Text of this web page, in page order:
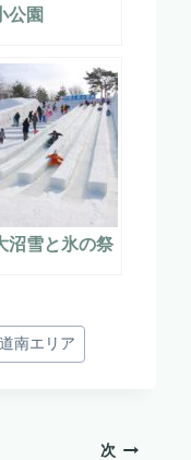
公園
沼雪と氷の祭
道南エリア
次